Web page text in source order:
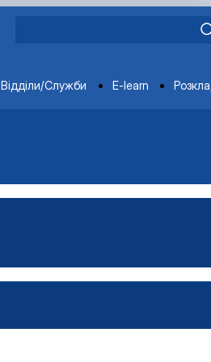
Відділи/Служби E-learn